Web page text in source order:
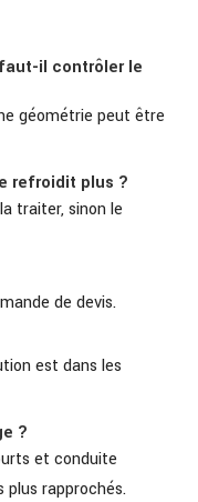
il contrôler le
géométrie peut être
refroidit plus ?
traiter, sinon le
de devis.
est dans les
?
et conduite
plus rapprochés.